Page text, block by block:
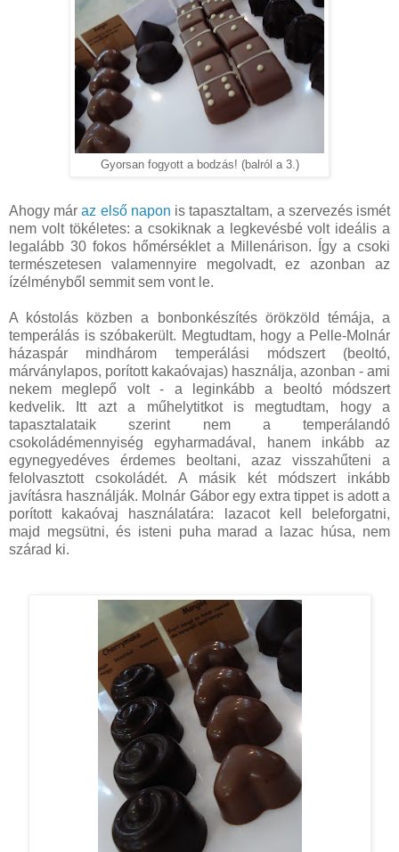
Gyorsan fogyott a bodzás! (balról a 3.)
Ahogy máraz első napon is tapasztaltam, a szervezés ismét
nem volt tökéletes: a csokiknak a legkevésbé volt ideális a
legalább 30 fokos hőmérséklet a Millenárison. Így a csoki
természetesen valamennyire megolvadt, ez azonban az
ízélményből semmit sem vont le.
A kóstolás közben a bonbonkészítés örökzöld témája, a
temperálás is szóbakerült. Megtudtam, hogy a Pelle-Molnár
házaspár mindhárom temperálási módszert (beoltó,
márványlapos, porított kakaóvajas) használja, azonban - ami
nekem meglepő volt - a leginkább a beoltó módszert
kedvelik. Itt azt a műhelytitkot is megtudtam, hogy a
tapasztalataik szerint nem a temperálandó
csokoládémennyiség egyharmadával, hanem inkább az
egynegyedéves érdemes beoltani, azaz visszahűteni a
felolvasztott csokoládét. A másik két módszert inkább
javításra használják. Molnár Gábor egy extra tippet is adott a
porított kakaóvaj használatára: lazacot kell beleforgatni,
majd megsütni, és isteni puha marad a lazac húsa, nem
szárad ki.